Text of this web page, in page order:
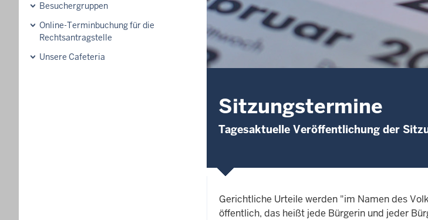
Besuchergruppen
Online-Terminbuchung für die
Rechtsantragstelle
Unsere Cafeteria
Sitzungstermine
Tagesaktuelle Veröffentlichung der
Gerichtliche Urteile werden "im Namen des
öffentlich, das heißt jede Bürgerin und jeder